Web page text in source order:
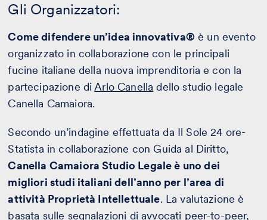
Gli Organizzatori:
Come difendere un’idea innovativa® è un evento
organizzato in collaborazione con le principali
fucine italiane della nuova imprenditoria e con la
partecipazione di Arlo Canella dello studio legale
Canella Camaiora.
Secondo un’indagine effettuata da Il Sole 24 ore-
Statista in collaborazione con Guida al Diritto,
Canella Camaiora Studio Legaleè uno dei
migliori studi italiani dell’anno per l’area di
attività Proprietà Intellettuale. La valutazione è
basata sulle segnalazioni di avvocati peer-to-peer,